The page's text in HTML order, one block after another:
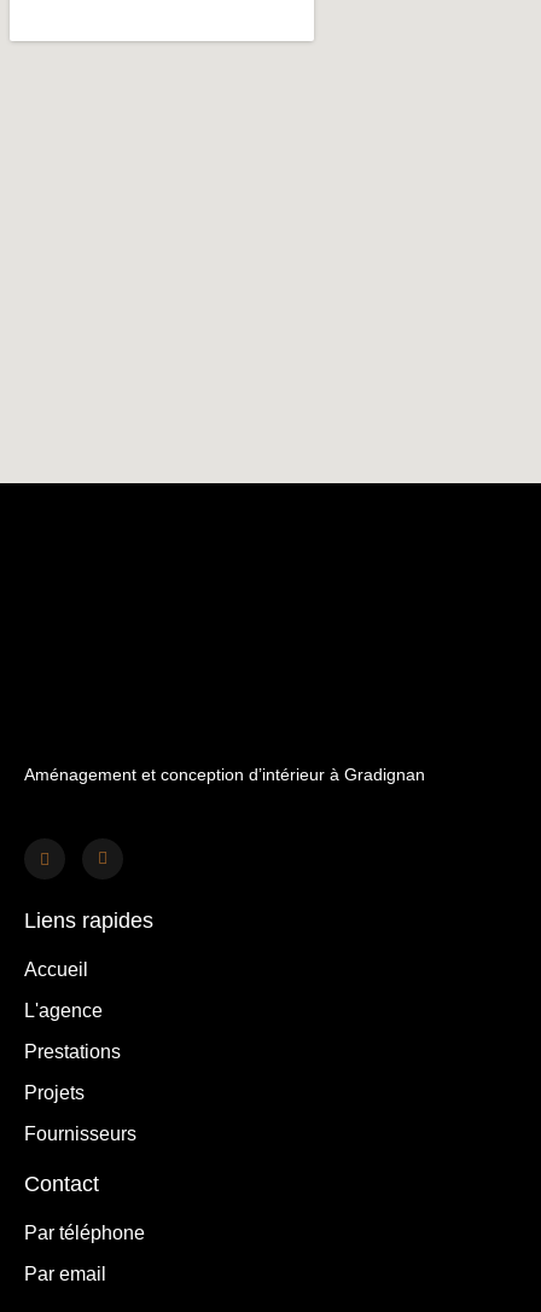
Aménagement et conception d’intérieur à Gradignan
Liens rapides
Accueil
L'agence
Prestations
Projets
Fournisseurs
Contact
Par téléphone
Par email